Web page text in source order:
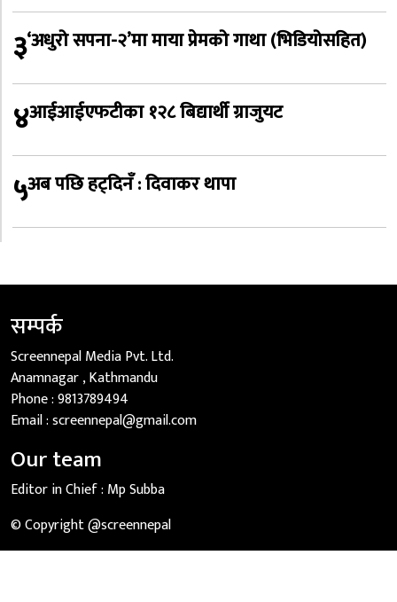
३‘अधुरो सपना-२’मा माया प्रेमको गाथा (भिडियोसहित)
४आईआईएफटीका १२८ बिद्यार्थी ग्राजुयट
५अब पछि हट्दिनँ : दिवाकर थापा
सम्पर्क
Screennepal Media Pvt. Ltd.
Anamnagar , Kathmandu
Phone :9813789494
Email :screennepal@gmail.com
Our team
Editor in Chief : Mp Subba
© Copyright @screennepal